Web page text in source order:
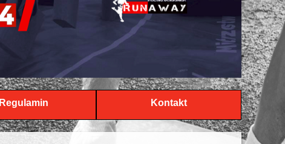
Regulamin Kontakt